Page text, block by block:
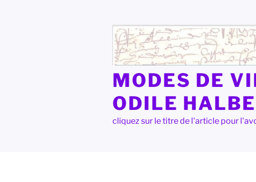
MODES DE
ODILE
cliquez sur le titre de l'article pour